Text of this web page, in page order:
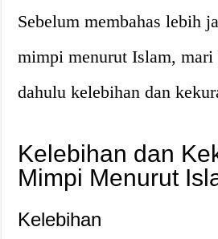
Sebelum membahas lebih
mimpi menurut Islam,
dahulu kelebihan dan
Kelebihan dan
Mimpi Menurut
Kelebihan